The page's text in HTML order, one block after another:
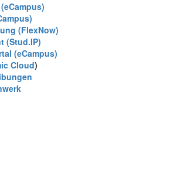
(FlexNow)
(Stud.IP)
(eCampus)
Cloud)